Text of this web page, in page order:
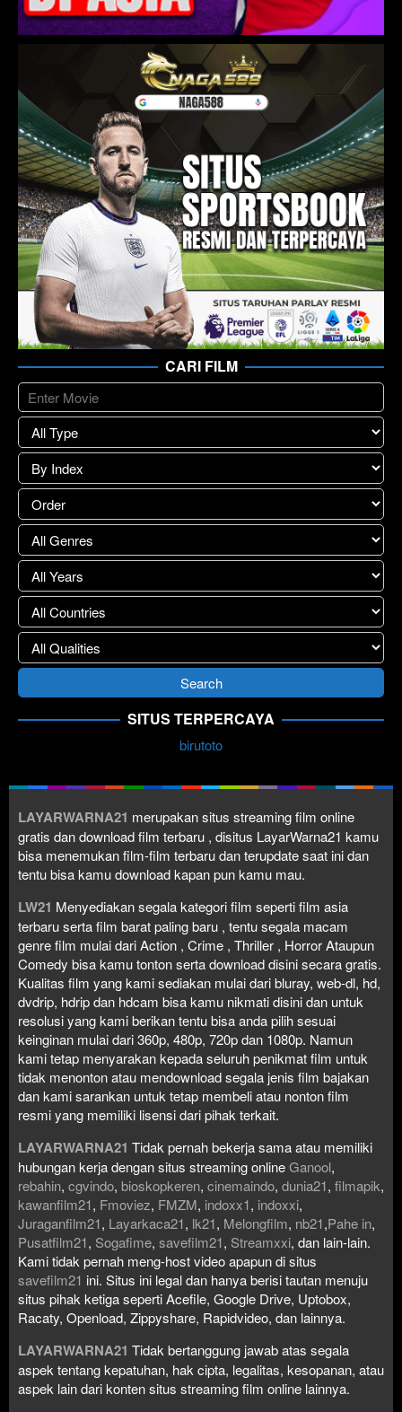
CARI FILM
SITUS TERPERCAYA
birutoto
LAYARWARNA21 merupakan situs streaming film online
gratis dan download film terbaru , disitus LayarWarna21 kamu
bisa menemukan film-film terbaru dan terupdate saat ini dan
tentu bisa kamu download kapan pun kamu mau.
LW21 Menyediakan segala kategori film seperti film asia
terbaru serta film barat paling baru , tentu segala macam
genre film mulai dari Action , Crime , Thriller , Horror Ataupun
Comedy bisa kamu tonton serta download disini secara gratis.
Kualitas film yang kami sediakan mulai dari bluray, web-dl, hd,
dvdrip, hdrip dan hdcam bisa kamu nikmati disini dan untuk
resolusi yang kami berikan tentu bisa anda pilih sesuai
keinginan mulai dari 360p, 480p, 720p dan 1080p. Namun
kami tetap menyarakan kepada seluruh penikmat film untuk
tidak menonton atau mendownload segala jenis film bajakan
dan kami sarankan untuk tetap membeli atau nonton film
resmi yang memiliki lisensi dari pihak terkait.
LAYARWARNA21 Tidak pernah bekerja sama atau memiliki
hubungan kerja dengan situs streaming onlineGanool,
rebahin, cgvindo, bioskopkeren, cinemaindo, dunia21, filmapik,
kawanfilm21, Fmoviez, FMZM, indoxx1, indoxxi,
Juraganfilm21, Layarkaca21, lk21, Melongfilm, nb21,Pahe in,
Pusatfilm21, Sogafime, savefilm21, Streamxxi, dan lain-lain.
Kami tidak pernah meng-host video apapun di situs
savefilm21 ini. Situs ini legal dan hanya berisi tautan menuju
situs pihak ketiga seperti Acefile, Google Drive, Uptobox,
Racaty, Openload, Zippyshare, Rapidvideo, dan lainnya.
LAYARWARNA21 Tidak bertanggung jawab atas segala
aspek tentang kepatuhan, hak cipta, legalitas, kesopanan, atau
aspek lain dari konten situs streaming film online lainnya.